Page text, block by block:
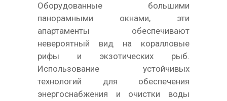
Оборудованные большими
панорамными окнами, эти
апартаменты обеспечивают
невероятный вид на коралловые
рифы и экзотических рыб.
Использование устойчивых
технологий для обеспечения
энергоснабжения и очистки воды